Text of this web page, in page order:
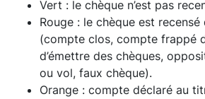
Vert : le chèque n’est pas
Rouge : le chèque est recensé
(compte clos, compte frappé
d’émettre des chèques,
ou vol, faux chèque).
Orange : compte déclaré au